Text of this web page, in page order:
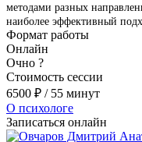
методами разных
наиболее эффективный
Формат работы
Онлайн
Очно ?
Стоимость сессии
6500 ₽ / 55 минут
О психологе
Записаться онлайн